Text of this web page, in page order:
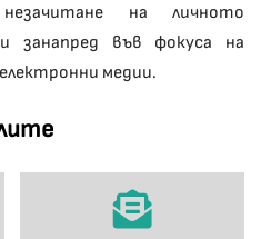
на личното
занапред във фокуса на
медии.